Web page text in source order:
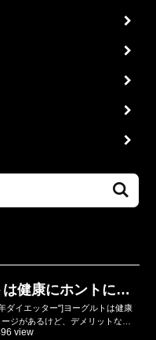
健康にホントにい
ットを解説
ダイエッター"]ヨーグルトは健康
ジがあるけど、デメリットなん
ビフィズス菌が入っていて便秘
view